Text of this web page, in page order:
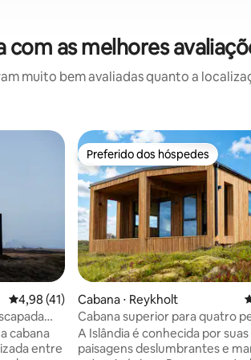
as melhores
muito bem avaliadas quanto a
hóspedes
4,98 de uma avaliação média de 5, 41
4,98 (41)
cabana
entre
Preferido dos hóspedes
Preferido dos hóspedes
Cabana ⋅ Reykholt
Cabana superior para quatro
com banheira de
A Islândia é conhecida por suas
paisagens deslumbrantes e